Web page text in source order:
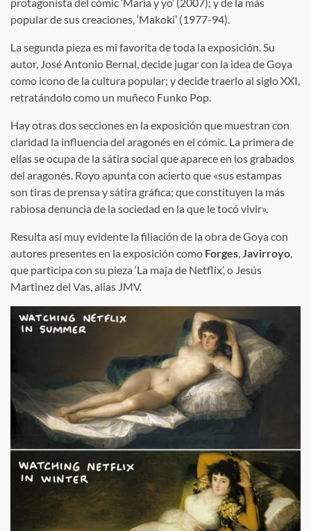
popular de sus creaciones, ‘Makoki’ (1977-94).
La segunda pieza es mi favorita de toda la exposición. Su
autor, José Antonio Bernal, decide jugar con la idea de Goya
como icono de la cultura popular; y decide traerlo al siglo XXI,
retratándolo como un muñeco Funko Pop.
Hay otras dos secciones en la exposición que muestran con
claridad la influencia del aragonés en el cómic. La primera de
ellas se ocupa de la sátira social que aparece en los grabados
del aragonés. Royo apunta con acierto que «sus estampas
son tiras de prensa y sátira gráfica; que constituyen la más
rabiosa denuncia de la sociedad en la que le tocó vivir».
Resulta así muy evidente la filiación de la obra de Goya con
autores presentes en la exposición como Forges,Javirroyo,
que participa con su pieza ‘La maja de Netflix’, o Jesús
Martinez del Vas, alias JMV.